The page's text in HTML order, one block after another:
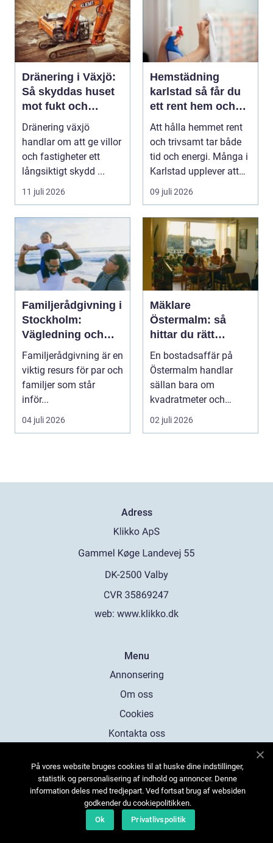
Dränering i Växjö:
Så skyddas huset
mot fukt och
vattenskador
Dränering växjö
handlar om att ge villor
och fastigheter ett
långsiktigt skydd ...
11 juli 2026
Hemstädning
karlstad så får du
ett rent hem och
mer tid över
Att hålla hemmet rent
och trivsamt tar både
tid och energi. Många i
Karlstad upplever att
städningen...
09 juli 2026
Familjerådgivning i
Stockholm:
Vägledning och
stöd för relationer i
kris
Familjerådgivning är en
viktig resurs för par och
familjer som står
inför...
04 juli 2026
Mäklare
Östermalm: så
hittar du rätt
partner för din
bostadsaffär
En bostadsaffär på
Östermalm handlar
sällan bara om
kvadratmeter och
adress. Om...
02 juli 2026
Adress
web: www.klikko.dk
Menu
Annonsering
Om oss
Cookies
Kontakta oss
På vores website bruges cookies til at huske dine indstillinger,
statistik og personalisering af indhold og annoncer. Denne
information deles med tredjepart. Ved fortsat brug af websiden
godkender du cookiepolitikken.
Ok
Privatlivspolitik